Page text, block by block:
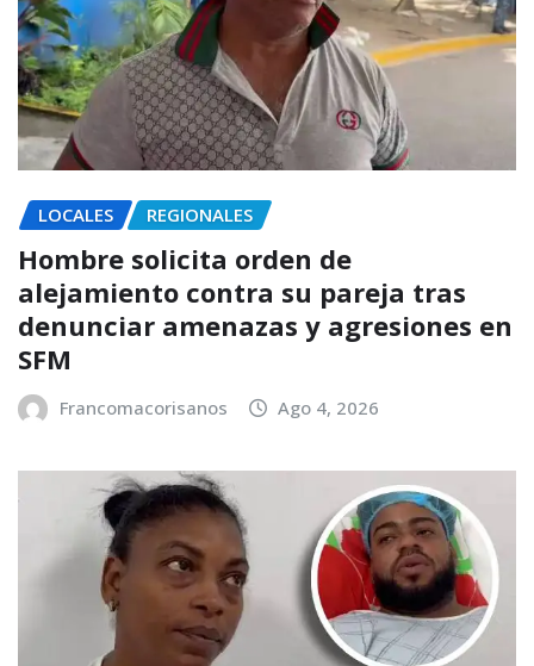
LOCALES REGIONALES
Hombre solicita orden de
alejamiento contra su pareja tras
denunciar amenazas y agresiones en
SFM
Francomacorisanos Ago 4, 2026